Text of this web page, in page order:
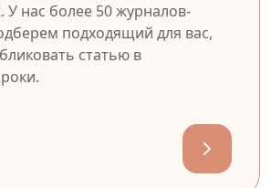
У нас более 50 журналов-
подходящий для вас,
статью в